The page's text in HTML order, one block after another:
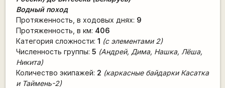
Водный поход
Протяженность, в ходовых днях: 9
Протяженность, в км: 406
Категория сложности: 1 (с элементами 2)
Численность группы: 5 (Андрей, Дима, Нашка, Лёша,
Никита)
Количество экипажей: 2 (каркасные байдарки Касатка
и Таймень-2)